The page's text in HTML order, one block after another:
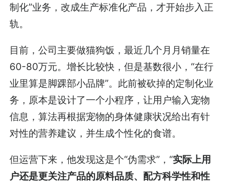
制化”业务，改成生产标准化产品，才开始步入正
轨。
目前，公司主要做猫狗饭，最近几个月月销量在
60-80万元。增长比较快，但是基数很小，“在行
业里算是脚踝部小品牌”。此前被砍掉的定制化业
务，原本是设计了一个小程序，让用户输入宠物
信息，算法再根据宠物的身体健康状况给出有针
对性的营养建议，并生成个性化的食谱。
但运营下来，他发现这是个“伪需求”，“实际上用
户还是更关注产品的原料品质、配方科学性和性